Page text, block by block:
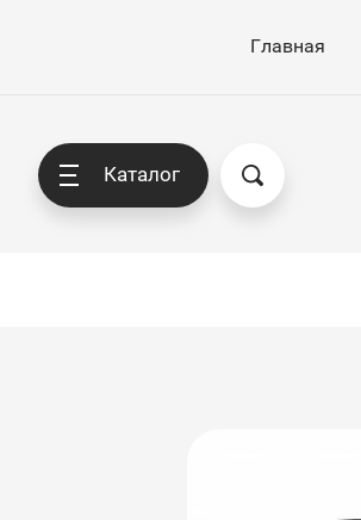
Главная
Каталог